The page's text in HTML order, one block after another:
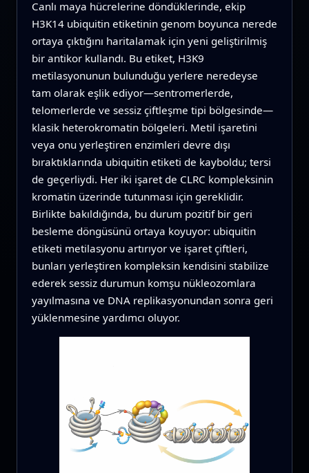
Canlı maya hücrelerine döndüklerinde, ekip
H3K14 ubiquitin etiketinin genom boyunca nerede
ortaya çıktığını haritalamak için yeni geliştirilmiş
bir antikor kullandı. Bu etiket, H3K9
metilasyonunun bulunduğu yerlere neredeyse
tam olarak eşlik ediyor—sentromerlerde,
telomerlerde ve sessiz çiftleşme tipi bölgesinde—
klasik heterokromatin bölgeleri. Metil işaretini
veya onu yerleştiren enzimleri devre dışı
bıraktıklarında ubiquitin etiketi de kayboldu; tersi
de geçerliydi. Her iki işaret de CLRC kompleksinin
kromatin üzerinde tutunması için gereklidir.
Birlikte bakıldığında, bu durum pozitif bir geri
besleme döngüsünü ortaya koyuyor: ubiquitin
etiketi metilasyonu artırıyor ve işaret çiftleri,
bunları yerleştiren kompleksin kendisini stabilize
ederek sessiz durumun komşu nükleozomlara
yayılmasına ve DNA replikasyonundan sonra geri
yüklenmesine yardımcı oluyor.